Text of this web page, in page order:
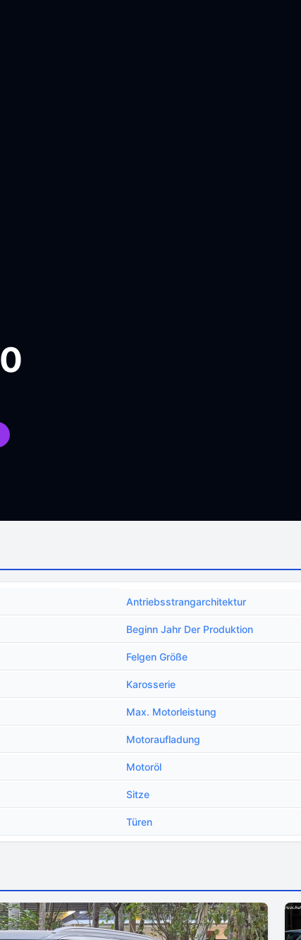
Antriebsstrangarchitektur
Beginn Jahr Der Produktion
Felgen Größe
Karosserie
Max. Motorleistung
Motoraufladung
Motoröl
Sitze
Türen